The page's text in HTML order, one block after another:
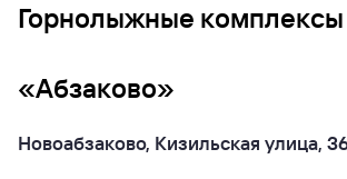
Горнолыжные комплексы
«Абзаково»
Новоабзаково, Кизильская улица,